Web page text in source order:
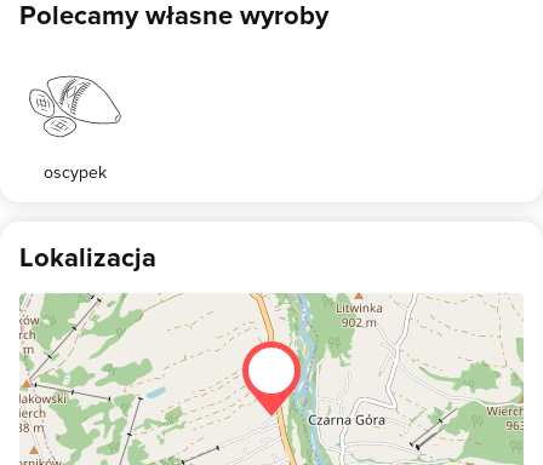
Polecamy własne wyroby
oscypek
Lokalizacja